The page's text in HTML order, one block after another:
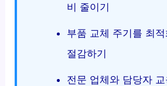
비 줄이기
부품 교체 주기를 최
절감하기
전문 업체와 담당자